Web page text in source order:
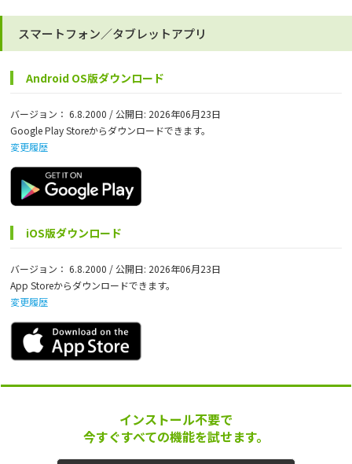
スマートフォン／タブレットアプリ
Android OS版ダウンロード
バージョン： 6.8.2000 / 公開日: 2026年06月23日
Google Play Storeからダウンロードできます。
変更履歴
iOS版ダウンロード
バージョン： 6.8.2000 / 公開日: 2026年06月23日
App Storeからダウンロードできます。
変更履歴
インストール不要で
今すぐすべての機能を試せます。